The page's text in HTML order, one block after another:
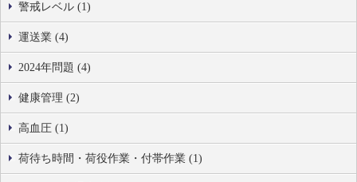
警戒レベル (1)
運送業 (4)
2024年問題 (4)
健康管理 (2)
高血圧 (1)
荷待ち時間・荷役作業・付帯作業 (1)